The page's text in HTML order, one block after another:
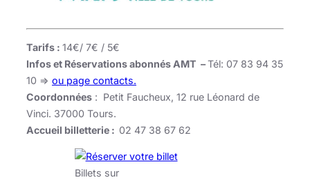
Tarifs : 14€/ 7€ / 5€
Infos et Réservations abonnés AMT –Tél: 07 83 94 35
10 => ou page contacts.
Coordonnées : Petit Faucheux, 12 rue Léonard de
Vinci. 37000 Tours.
Accueil billetterie : 02 47 38 67 62
Billets sur